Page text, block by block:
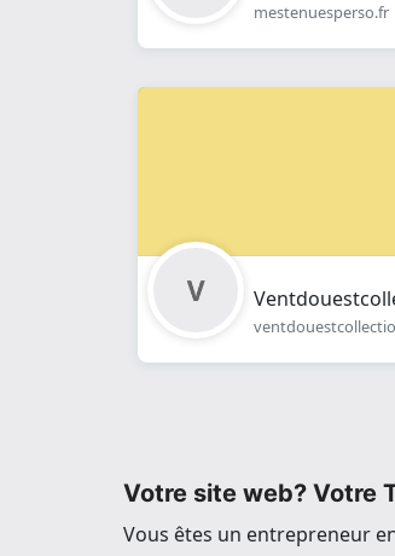
mestenuesperso.fr
Votre site web? Votre
Vous êtes un entrepreneur